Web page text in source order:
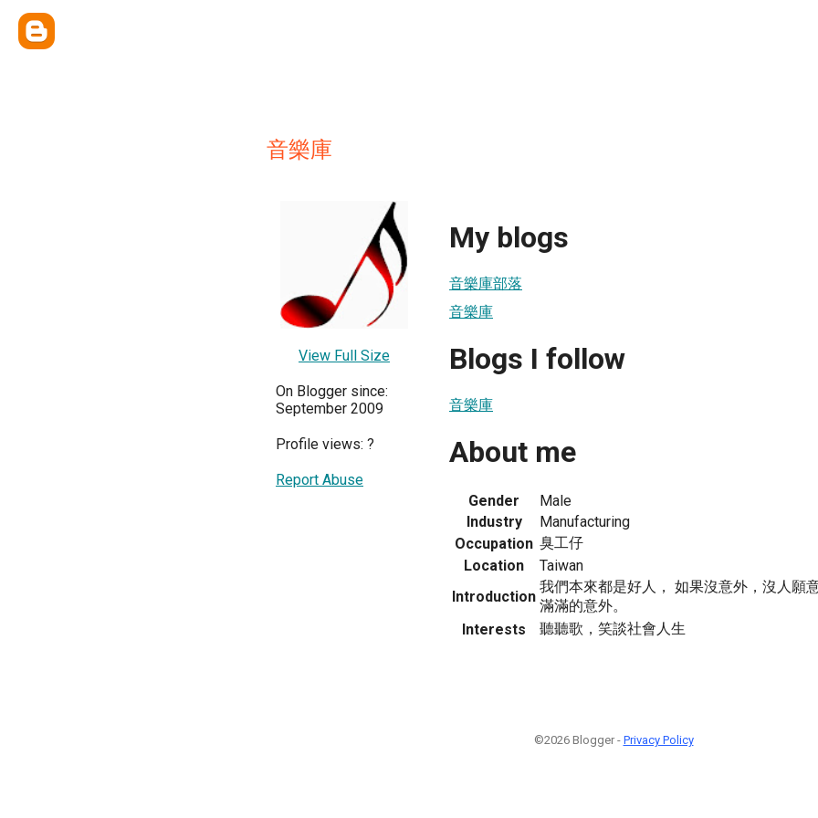
音樂庫
View Full Size
On Blogger since:
September 2009
Profile views: ?
Report Abuse
My blogs
音樂庫部落
音樂庫
Blogs I follow
音樂庫
About me
Gender
Male
Industry
Manufacturing
Occupation 臭工仔
Location
Taiwan
Introduction
我們本來都是好人， 如果沒意外，沒人願
滿滿的意外。
Interests
聽聽歌，笑談社會人生
©2026 Blogger - Privacy Policy